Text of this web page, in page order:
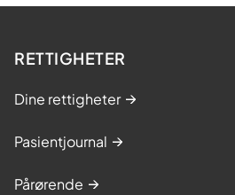
RETTIGHETER
Dine rettigheter
Pasientjournal
Pårørende